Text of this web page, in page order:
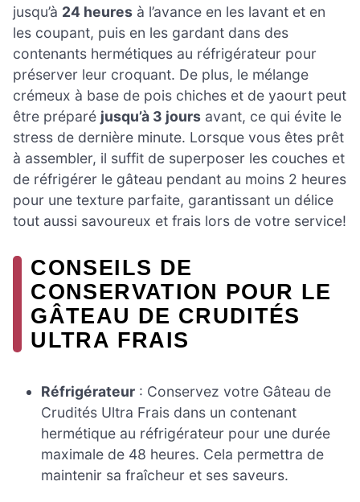
jusqu’à 24 heures à l’avance en les lavant et en
les coupant, puis en les gardant dans des
contenants hermétiques au réfrigérateur pour
préserver leur croquant. De plus, le mélange
crémeux à base de pois chiches et de yaourt peut
être préparé jusqu’à 3 jours avant, ce qui évite le
stress de dernière minute. Lorsque vous êtes prêt
à assembler, il suffit de superposer les couches et
de réfrigérer le gâteau pendant au moins 2 heures
pour une texture parfaite, garantissant un délice
tout aussi savoureux et frais lors de votre service!
CONSEILS DE
CONSERVATION POUR LE
GÂTEAU DE CRUDITÉS
ULTRA FRAIS
Réfrigérateur : Conservez votre Gâteau de
Crudités Ultra Frais dans un contenant
hermétique au réfrigérateur pour une durée
maximale de 48 heures. Cela permettra de
maintenir sa fraîcheur et ses saveurs.